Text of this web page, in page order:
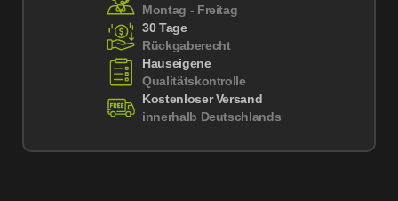
Montag - Freitag
30 Tage
Rückgaberecht
Hauseigene
Qualitätskontrolle
Kostenloser Versand
innerhalb Deutschlands